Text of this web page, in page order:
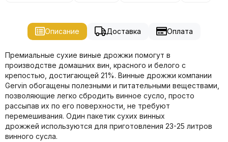
Описание Доставка Оплата
Премиальные сухие виные дрожжи помогут в
производстве домашних вин, красного и белого с
крепостью, достигающей 21%. Винные дрожжи компании
Gervin обогащены полезными и питательными веществами,
позволяющие легко сбродить винное сусло, просто
рассыпав их по его поверхности, не требуют
перемешивания. Один пакетик сухих винных
дрожжей используются для приготовления 23-25 литров
винного сусла.